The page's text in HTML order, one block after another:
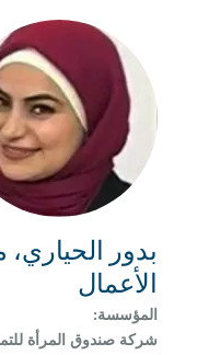
بدور الحياري،
الأعمال
المؤسسة:
شركة صندوق المرأة